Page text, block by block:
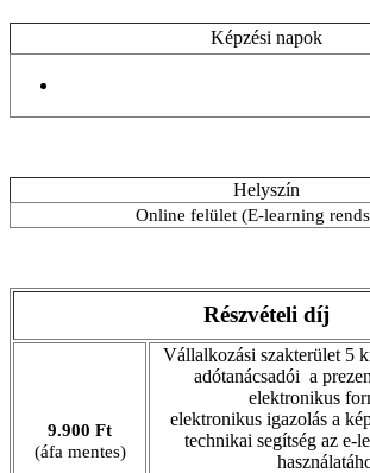
Képzési napok
Helyszín
Online felület (E-learning
Részvételi díj
9.900 Ft
(áfa mentes)
Vállalkozási szakterület 5
adótanácsadói a
elektronikus
elektronikus igazolás a
technikai segítség az e-